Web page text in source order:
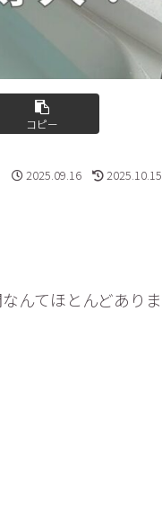
コピー
2025.09.16 2025.10.15
んてほとんどありま